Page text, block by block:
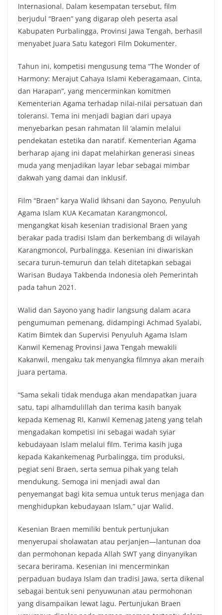
Internasional. Dalam kesempatan tersebut, film
berjudul “Braen” yang digarap oleh peserta asal
Kabupaten Purbalingga, Provinsi Jawa Tengah, berhasil
menyabet Juara Satu kategori Film Dokumenter.
Tahun ini, kompetisi mengusung tema “The Wonder of
Harmony: Merajut Cahaya Islami Keberagamaan, Cinta,
dan Harapan”, yang mencerminkan komitmen
Kementerian Agama terhadap nilai-nilai persatuan dan
toleransi. Tema ini menjadi bagian dari upaya
menyebarkan pesan rahmatan lil ‘alamin melalui
pendekatan estetika dan naratif. Kementerian Agama
berharap ajang ini dapat melahirkan generasi sineas
muda yang menjadikan layar lebar sebagai mimbar
dakwah yang damai dan inklusif.
Film “Braen” karya Walid Ikhsani dan Sayono, Penyuluh
Agama Islam KUA Kecamatan Karangmoncol,
mengangkat kisah kesenian tradisional Braen yang
berakar pada tradisi Islam dan berkembang di wilayah
Karangmoncol, Purbalingga. Kesenian ini diwariskan
secara turun-temurun dan telah ditetapkan sebagai
Warisan Budaya Takbenda Indonesia oleh Pemerintah
pada tahun 2021.
Walid dan Sayono yang hadir langsung dalam acara
pengumuman pemenang, didampingi Achmad Syalabi,
Katim Bimtek dan Supervisi Penyuluh Agama Islam
Kanwil Kemenag Provinsi Jawa Tengah mewakili
Kakanwil, mengaku tak menyangka filmnya akan meraih
juara pertama.
“Sama sekali tidak menduga akan mendapatkan juara
satu, tapi alhamdulillah dan terima kasih banyak
kepada Kemenag RI, Kanwil Kemenag Jateng yang telah
mengadakan kompetisi ini sebagai wadah syiar
kebudayaan Islam melalui film. Terima kasih juga
kepada Kakankemenag Purbalingga, tim produksi,
pegiat seni Braen, serta semua pihak yang telah
mendukung. Semoga ini menjadi awal dan
penyemangat bagi kita semua untuk terus menjaga dan
menghidupkan kebudayaan Islam,” ujar Walid.
Kesenian Braen memiliki bentuk pertunjukan
menyerupai sholawatan atau perjanjen—lantunan doa
dan permohonan kepada Allah SWT yang dinyanyikan
secara berirama. Kesenian ini mencerminkan
perpaduan budaya Islam dan tradisi Jawa, serta dikenal
sebagai bentuk seni penyuwunan atau permohonan
yang disampaikan lewat lagu. Pertunjukan Braen